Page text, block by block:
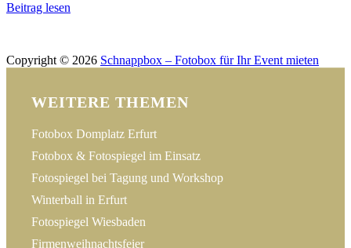
Beitrag lesen
Copyright © 2026 Schnappbox – Fotobox für Ihr Event mieten
WEITERE THEMEN
Fotobox Domplatz Erfurt
Fotobox & Fotospiegel im Einsatz
Fotospiegel bei Tagung und Workshop
Winterball in Erfurt
Fotospiegel Wiesbaden
Firmenweihnachtsfeier